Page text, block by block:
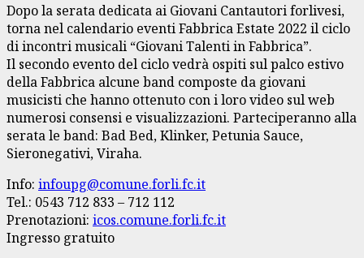
Dopo la serata dedicata ai Giovani Cantautori forlivesi,
torna nel calendario eventi Fabbrica Estate 2022 il ciclo
di incontri musicali “Giovani Talenti in Fabbrica”.
Il secondo evento del ciclo vedrà ospiti sul palco estivo
della Fabbrica alcune band composte da giovani
musicisti che hanno ottenuto con i loro video sul web
numerosi consensi e visualizzazioni. Parteciperanno alla
serata le band: Bad Bed, Klinker, Petunia Sauce,
Sieronegativi, Viraha.
Info: infoupg@comune.forli.fc.it
Tel.: 0543 712 833 – 712 112
Prenotazioni: icos.comune.forli.fc.it
Ingresso gratuito